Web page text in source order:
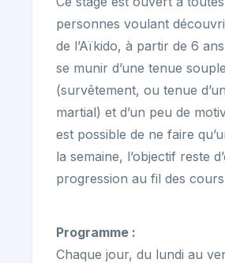
personnes voulant
de l’Aïkido, à partir de 6
se munir d’une tenue souple
(survêtement, ou tenue
martial) et d’un peu de
est possible de ne faire
la semaine, l’objectif reste
progression au fil des
Programme :
Chaque jour, du lundi au